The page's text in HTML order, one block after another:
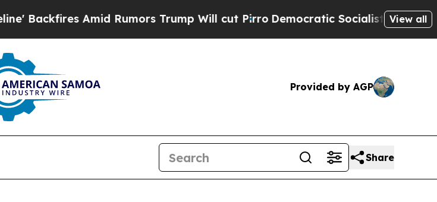
Amid Rumors Trump Will cut PirroDemocratic Socialists of America
View all
Provided by AGP
Share